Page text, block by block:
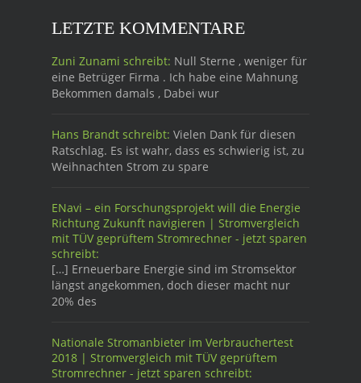
LETZTE KOMMENTARE
Zuni Zunami schreibt: Null Sterne , weniger für
eine Betrüger Firma . Ich habe eine Mahnung
Bekommen damals , Dabei wur
Hans Brandt schreibt: Vielen Dank für diesen
Ratschlag. Es ist wahr, dass es schwierig ist, zu
Weihnachten Strom zu spare
ENavi – ein Forschungsprojekt will die Energie
Richtung Zukunft navigieren | Stromvergleich
mit TÜV geprüftem Stromrechner - jetzt sparen
schreibt:
[…] Erneuerbare Energie sind im Stromsektor
längst angekommen, doch dieser macht nur
20% des
Nationale Stromanbieter im Verbrauchertest
2018 | Stromvergleich mit TÜV geprüftem
Stromrechner - jetzt sparen schreibt: